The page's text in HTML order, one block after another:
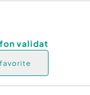
validat